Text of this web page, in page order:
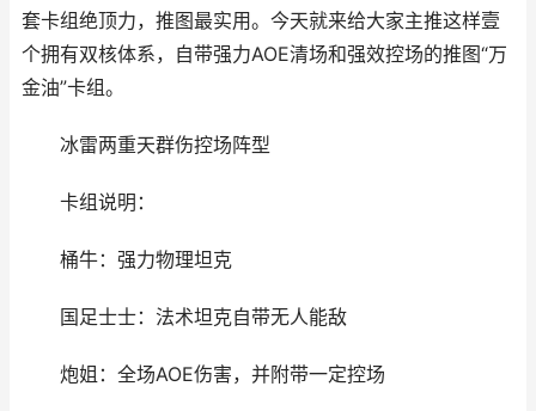
套卡组绝顶力，推图最实用。今天就来给大家主推这样壹
个拥有双核体系，自带强力AOE清场和强效控场的推图“万
金油”卡组。
冰雷两重天群伤控场阵型
卡组说明：
桶牛：强力物理坦克
国足士士：法术坦克自带无人能敌
炮姐：全场AOE伤害，并附带一定控场